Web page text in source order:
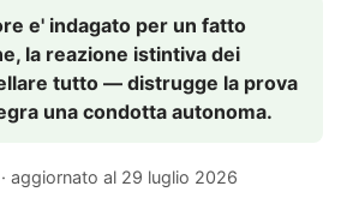
e' indagato per un fatto
la reazione istintiva dei
tutto — distrugge la prova
una condotta autonoma.
aggiornato al 29 luglio 2026